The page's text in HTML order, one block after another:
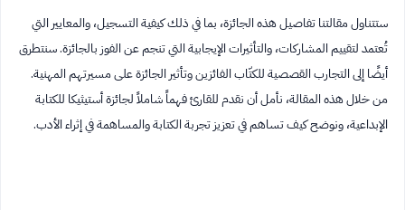
ستتناول مقالتنا تفاصيل هذه الجائزة، بما في ذلك كيفية التسجيل، والمعايير التي
تُعتمد لتقييم المشاركات، والتأثيرات الإيجابية التي تنجم عن الفوز بالجائزة. سنتطرق
أيضًا إلى التجارب القصصية للكتّاب الفائزين وتأثير الجائزة على مسيرتهم المهنية.
من خلال هذه المقالة، نأمل أن نقدم للقارئ فهماً شاملاً لجائزة أستيثيكا للكتابة
الإبداعية، ونوضح كيف تساهم في تعزيز تجربة الكتابة والمساهمة في إثراء الأدب.